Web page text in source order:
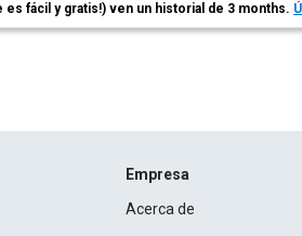
fácil y gratis!) ven un historial de 3 months.
Empresa
Acerca de